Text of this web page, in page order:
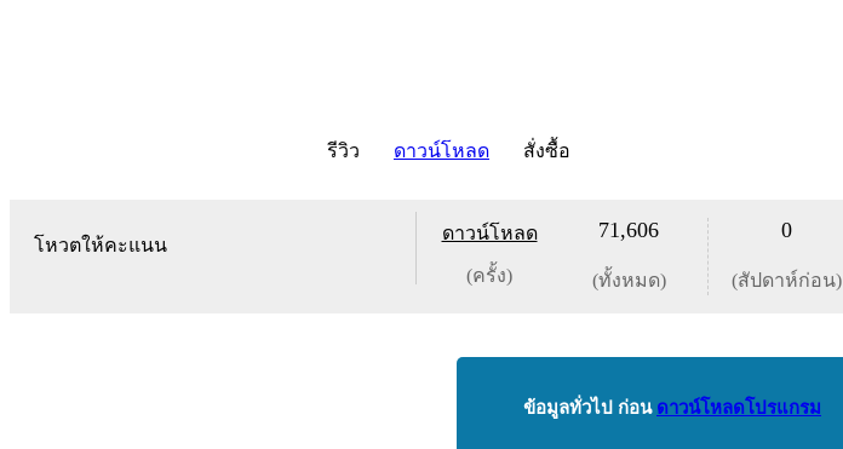
รีวิว ดาวน์โหลด สั่งซื้อ
โหวตให้คะแนน
ดาวน์โหลด
(ครั้ง)
71,606
(ทั้งหมด)
0
(สัปดาห์ก่อน)
ข้อมูลทั่วไป ก่อน ดาวน์โหลดโปรแกรม